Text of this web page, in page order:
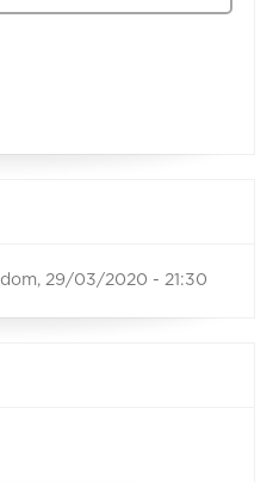
dom, 29/03/2020 - 21:30